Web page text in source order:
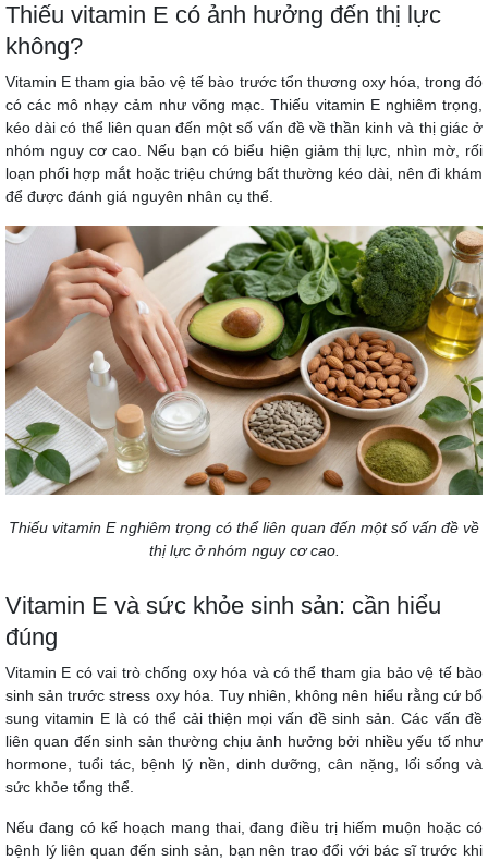
Thiếu vitamin E có ảnh hưởng đến thị lực
không?
Vitamin E tham gia bảo vệ tế bào trước tổn thương oxy hóa, trong đó
có các mô nhạy cảm như võng mạc. Thiếu vitamin E nghiêm trọng,
kéo dài có thể liên quan đến một số vấn đề về thần kinh và thị giác ở
nhóm nguy cơ cao. Nếu bạn có biểu hiện giảm thị lực, nhìn mờ, rối
loạn phối hợp mắt hoặc triệu chứng bất thường kéo dài, nên đi khám
để được đánh giá nguyên nhân cụ thể.
Thiếu vitamin E nghiêm trọng có thể liên quan đến một số vấn đề về
thị lực ở nhóm nguy cơ cao.
Vitamin E và sức khỏe sinh sản: cần hiểu
đúng
Vitamin E có vai trò chống oxy hóa và có thể tham gia bảo vệ tế bào
sinh sản trước stress oxy hóa. Tuy nhiên, không nên hiểu rằng cứ bổ
sung vitamin E là có thể cải thiện mọi vấn đề sinh sản. Các vấn đề
liên quan đến sinh sản thường chịu ảnh hưởng bởi nhiều yếu tố như
hormone, tuổi tác, bệnh lý nền, dinh dưỡng, cân nặng, lối sống và
sức khỏe tổng thể.
Nếu đang có kế hoạch mang thai, đang điều trị hiếm muộn hoặc có
bệnh lý liên quan đến sinh sản, bạn nên trao đổi với bác sĩ trước khi